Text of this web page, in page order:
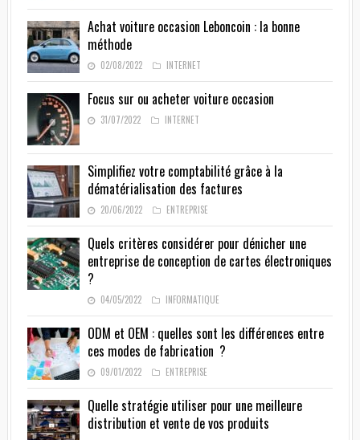
Achat voiture occasion Leboncoin : la bonne
méthode
02/08/2022 INTERNET
Focus sur ou acheter voiture occasion
31/07/2022 INTERNET
Simplifiez votre comptabilité grâce à la
dématérialisation des factures
20/06/2022 ENTREPRISE
Quels critères considérer pour dénicher une
entreprise de conception de cartes électroniques
?
04/05/2022 INFORMATIQUE
ODM et OEM : quelles sont les différences entre
ces modes de fabrication ?
09/01/2022 ENTREPRISE
Quelle stratégie utiliser pour une meilleure
distribution et vente de vos produits